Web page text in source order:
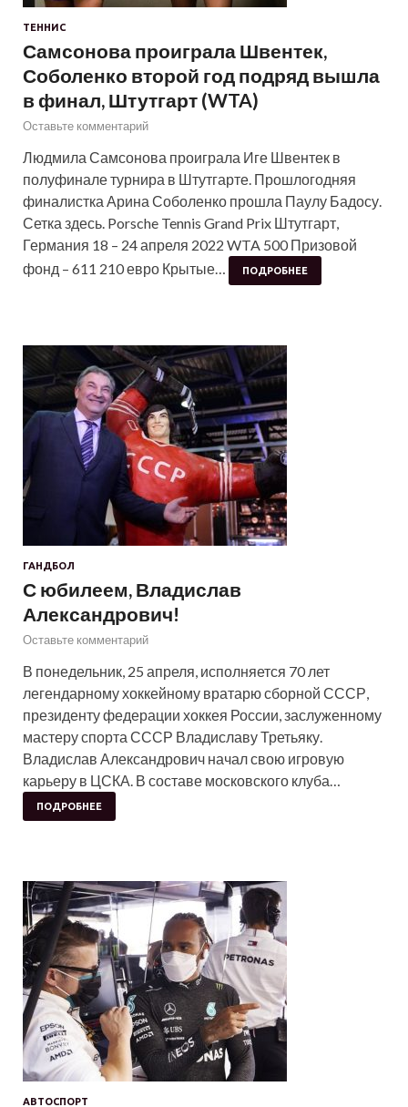
ТЕННИС
Самсонова проиграла Швентек,
Соболенко второй год подряд вышла
в финал, Штутгарт (WTA)
Оставьте комментарий
Людмила Самсонова проиграла Иге Швентек в
полуфинале турнира в Штутгарте. Прошлогодняя
финалистка Арина Соболенко прошла Паулу Бадосу.
Сетка здесь. Porsche Tennis Grand Prix Штутгарт,
Германия 18 – 24 апреля 2022 WTA 500 Призовой
фонд – 611 210 евро Крытые…
ПОДРОБНЕЕ
ГАНДБОЛ
С юбилеем, Владислав
Александрович!
Оставьте комментарий
В понедельник, 25 апреля, исполняется 70 лет
легендарному хоккейному вратарю сборной СССР,
президенту федерации хоккея России, заслуженному
мастеру спорта СССР Владиславу Третьяку.
Владислав Александрович начал свою игровую
карьеру в ЦСКА. В составе московского клуба…
ПОДРОБНЕЕ
АВТОСПОРТ